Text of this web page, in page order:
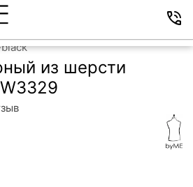
из шерсти
Контакты